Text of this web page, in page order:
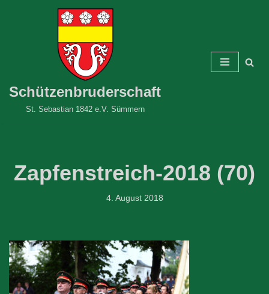
Schützenbruderschaft
St. Sebastian 1842 e.V. Sümmern
Zapfenstreich-2018 (70)
4. August 2018